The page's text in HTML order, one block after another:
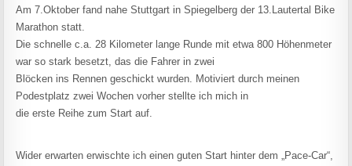
Am 7.Oktober fand nahe Stuttgart in Spiegelberg der 13.Lautertal Bike
Marathon statt.
Die schnelle c.a. 28 Kilometer lange Runde mit etwa 800 Höhenmeter
war so stark besetzt, das die Fahrer in zwei
Blöcken ins Rennen geschickt wurden. Motiviert durch meinen
Podestplatz zwei Wochen vorher stellte ich mich in
die erste Reihe zum Start auf.
Wider erwarten erwischte ich einen guten Start hinter dem „Pace-Car“,